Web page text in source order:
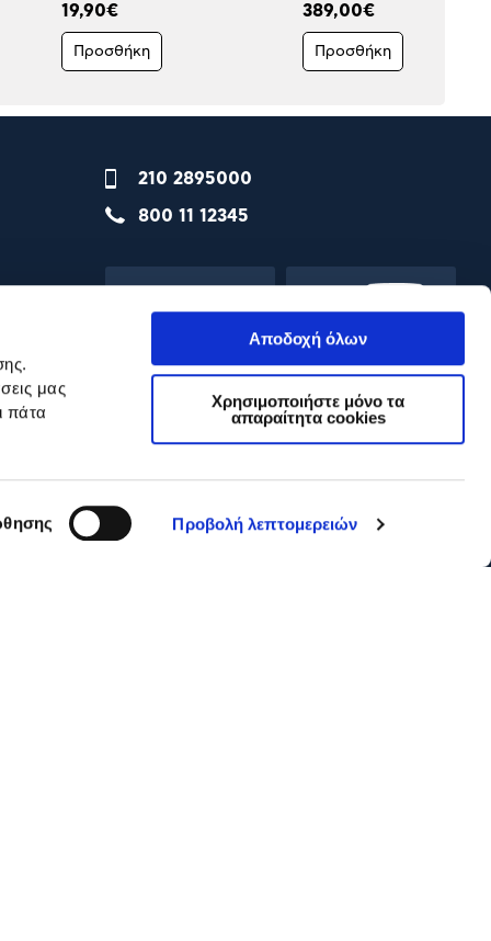
μας
πάτα
Προβολή λεπτομερειών
Αποδοχή όλων
Χρησιμοποιήστε μόνο τα
απαραίτητα cookies
19,90€
Προσθήκη
389,00€
Προσθήκη
210 2895000
800 11 12345